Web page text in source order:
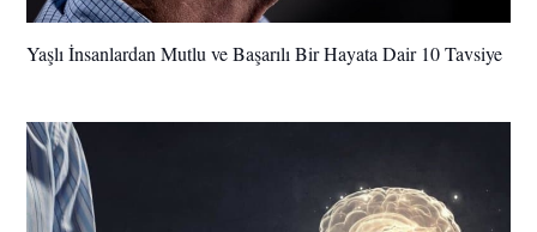
Yaşlı İnsanlardan Mutlu ve Başarılı Bir Hayata Dair 10 Tavsiye